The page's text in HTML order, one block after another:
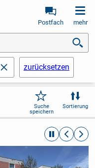
Postfach mehr
schließenzurücksetzen
Suche
speichern
Sortierung
automatische